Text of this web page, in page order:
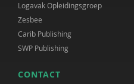
Logavak Opleidingsgroep
Zesbee
Carib Publishing
SWP Publishing
CONTACT